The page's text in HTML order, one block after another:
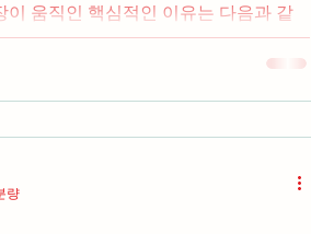
이 움직인 핵심적인 이유는 다음과 같
2시 기준) 5월 비농업 신규 고용이 17
예상치를 2배 이상 뛰어넘으며 연준
가 -8.46% 추락해 올해 들어 최악의
려에 나스닥이 -4%이상 하락하고
주간 상승 랠리가 종료된 반면 방어주
케어 섹터는 강세 비트코인 가격이 6
량